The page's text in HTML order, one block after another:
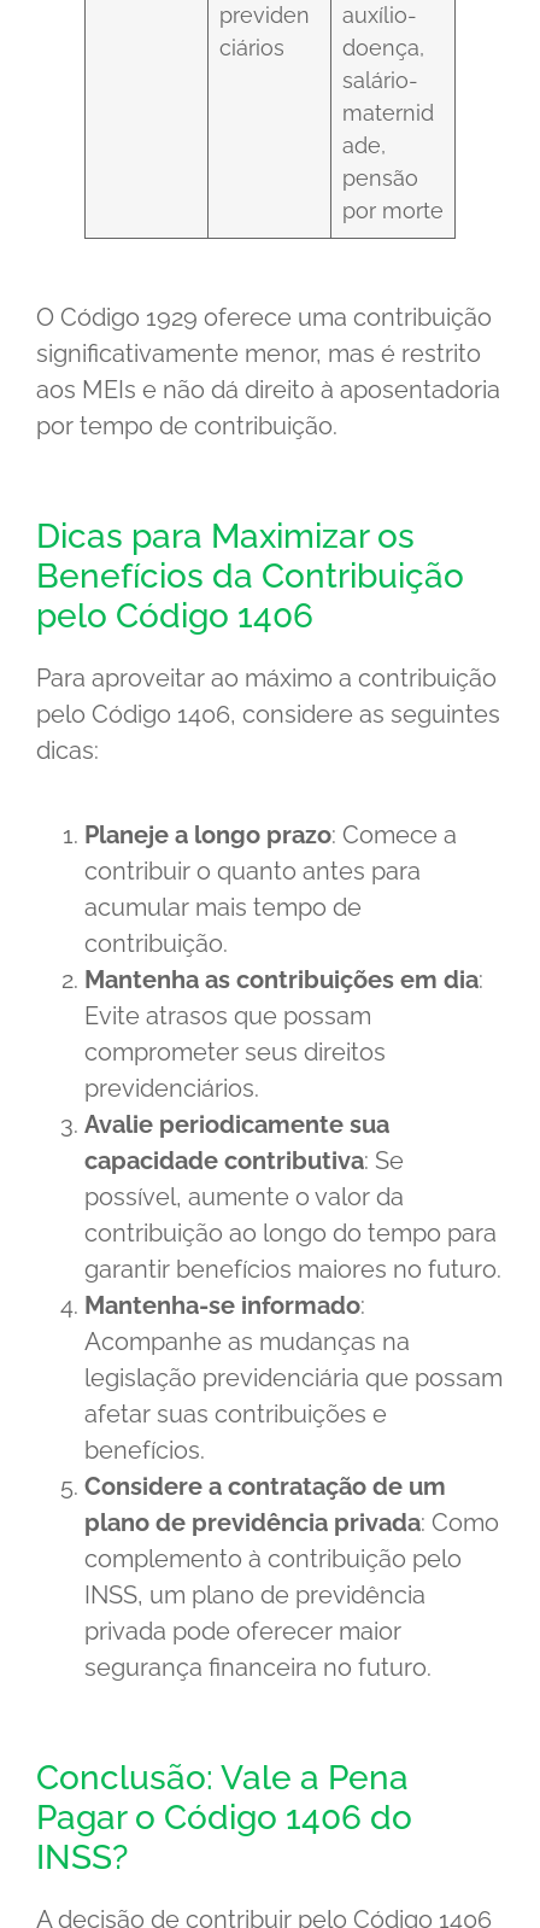
previden
ciários
auxílio-
doença,
salário-
maternid
ade,
pensão
por morte
O Código 1929 oferece uma contribuição
significativamente menor, mas é restrito
aos MEIs e não dá direito à aposentadoria
por tempo de contribuição.
Dicas para Maximizar os
Benefícios da Contribuição
pelo Código 1406
Para aproveitar ao máximo a contribuição
pelo Código 1406, considere as seguintes
dicas:
Planeje a longo prazo: Comece a
contribuir o quanto antes para
acumular mais tempo de
contribuição.
Mantenha as contribuições em dia:
Evite atrasos que possam
comprometer seus direitos
previdenciários.
Avalie periodicamente sua
capacidade contributiva: Se
possível, aumente o valor da
contribuição ao longo do tempo para
garantir benefícios maiores no futuro.
Mantenha-se informado:
Acompanhe as mudanças na
legislação previdenciária que possam
afetar suas contribuições e
benefícios.
Considere a contratação de um
plano de previdência privada: Como
complemento à contribuição pelo
INSS, um plano de previdência
privada pode oferecer maior
segurança financeira no futuro.
Conclusão: Vale a Pena
Pagar o Código 1406 do
INSS?
A decisão de contribuir pelo Código 1406